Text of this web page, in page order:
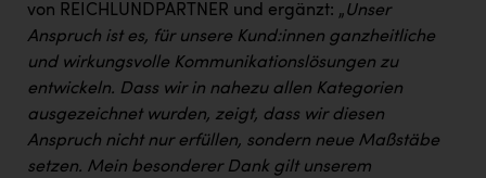
Orlen
Passage Linz
PEZ
PÜSPÖK
von REICHLUNDPARTNER und ergänzt: „Unser
Anspruch ist es, für unsere Kund:innen ganzheitliche
und wirkungsvolle Kommunikationslösungen zu
entwickeln. Dass wir in nahezu allen Kategorien
ausgezeichnet wurden, zeigt, dass wir diesen
Anspruch nicht nur erfüllen, sondern neue Maßstäbe
setzen. Mein besonderer Dank gilt unserem